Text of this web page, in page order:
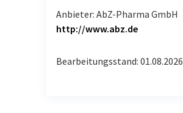
Anbieter: AbZ-Pharma GmbH
http://www.abz.de
Bearbeitungsstand: 01.08.2026